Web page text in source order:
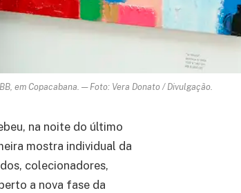
em Copacabana. — Foto: Vera Donato / Divulgação.
na noite do último
mostra individual da
colecionadores,
a nova fase da